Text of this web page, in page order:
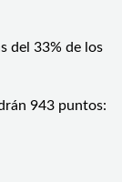
del 33% de los
943 puntos: